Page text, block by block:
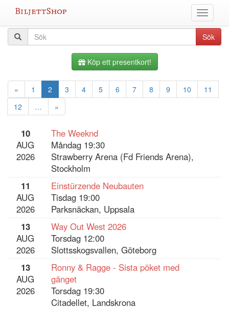
Växla
meny
Alla
evenemang
Sök
Köp ett presentkort!
« 1 2 3 4 5 6 7 8 9 10
11
12
… »
10
AUG
2026
The Weeknd
Måndag 19:30
Strawberry Arena (Fd Friends Arena),
Stockholm
11
AUG
2026
Einstürzende Neubauten
Tisdag 19:00
Parksnäckan, Uppsala
13
AUG
2026
Way Out West 2026
Torsdag 12:00
Slottsskogsvallen, Göteborg
13
AUG
2026
Ronny & Ragge - Sista pöket med
gänget
Torsdag 19:30
Citadellet, Landskrona